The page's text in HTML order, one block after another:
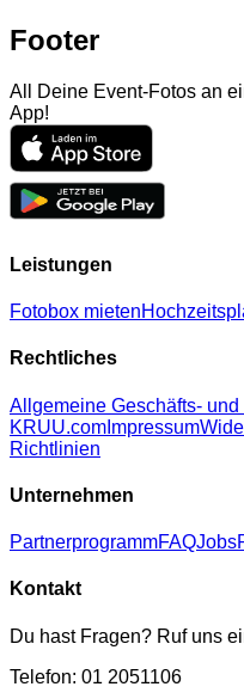
Footer
All Deine Event-Fotos an
App!
Leistungen
Fotobox mieten
Rechtliches
Allgemeine Geschäfts-
KRUU.com Impressum
Richtlinien
Unternehmen
PartnerprogrammFAQJobs
Kontakt
Du hast Fragen? Ruf uns
Telefon: 01 2051106